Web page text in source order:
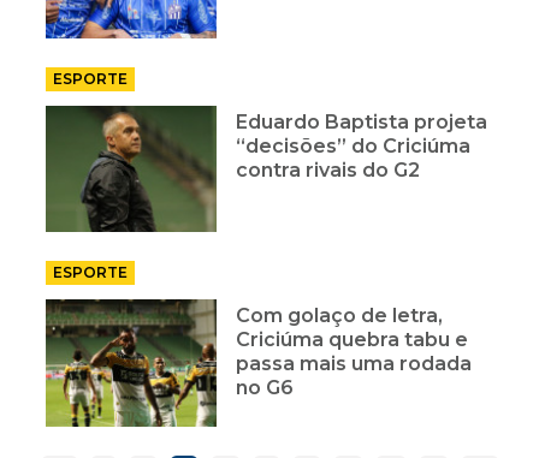
ESPORTE
Eduardo Baptista projeta
“decisões” do Criciúma
contra rivais do G2
ESPORTE
Com golaço de letra,
Criciúma quebra tabu e
passa mais uma rodada
no G6